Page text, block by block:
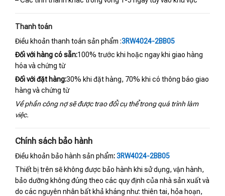
Thanh toán
Điều khoản thanh toán sản phẩm :3RW4024-2BB05
Đối với hàng có sẵn:100% trước khi hoặc ngay khi giao hàng
hóa và chứng từ
Đối với đặt hàng:30% khi đặt hàng, 70% khi có thông báo giao
hàng và chứng từ
Về phần công nợ sẽ được trao đổi cụ thể trong quá trình làm
việc.
Chính sách bảo hành
Điều khoản bảo hành sản phẩm:3RW4024-2BB05
Thiết bị trên sẽ không được bảo hành khi sử dụng, vận hành,
bảo dưỡng không đúng theo các quy định của nhà sản xuất và
do các nguyên nhân bất khả kháng như: thiên tai, hỏa hoạn,